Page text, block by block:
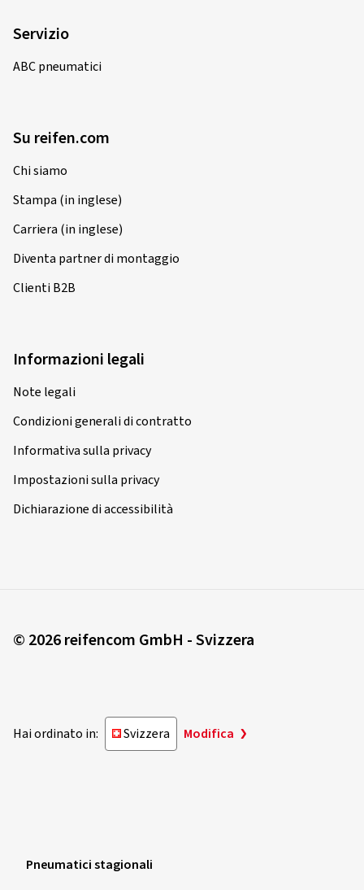
Servizio
ABC pneumatici
Su reifen.com
Chi siamo
Stampa (in inglese)
Carriera (in inglese)
Diventa partner di montaggio
Clienti B2B
Informazioni legali
Note legali
Condizioni generali di contratto
Informativa sulla privacy
Impostazioni sulla privacy
Dichiarazione di accessibilità
© 2026 reifencom GmbH - Svizzera
Hai ordinato in: Svizzera Modifica
Pneumatici stagionali